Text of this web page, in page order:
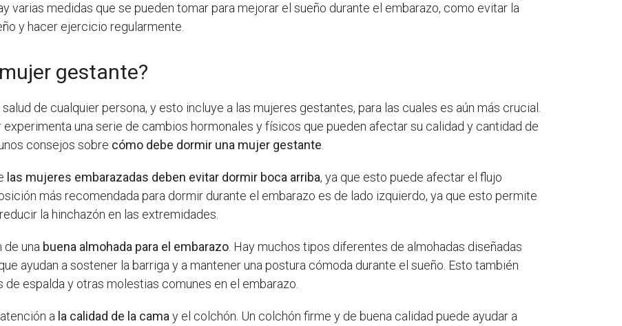
varias medidas que se pueden tomar para mejorar el sueño durante el embarazo, como evitar la
y hacer ejercicio regularmente.
gestante?
de cualquier persona, y esto incluye a las mujeres gestantes, para las cuales es aún más crucial.
una serie de cambios hormonales y físicos que pueden afectar su calidad y cantidad de
consejos sobre cómo debe dormir una mujer gestante
las mujeres embarazadas deben evitar dormir boca arriba, ya que esto puede afectar el flujo
más recomendada para dormir durante el embarazo es de lado izquierdo, ya que esto permite
la hinchazón en las extremidades.
de una buena almohada para el embarazo . Hay muchos tipos diferentes de almohadas diseñadas
ayudan a sostener la barriga y a mantener una postura cómoda durante el sueño. Esto también
espalda y otras molestias comunes en el embarazo.
a la calidad de la cama y el colchón. Un colchón firme y de buena calidad puede ayudar a